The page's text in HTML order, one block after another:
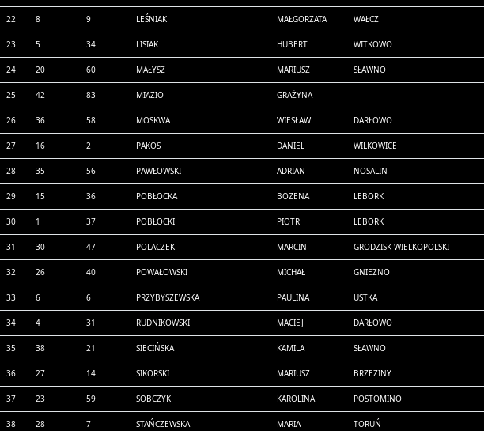
22 8 9 LEŚNIAK MAŁGORZATA WAŁCZ
23 5 34 LISIAK HUBERT WITKOWO
24 20 60 MAŁYSZ MARIUSZ SŁAWNO
25 42 83 MIAZIO GRAŻYNA
26 36 58 MOSKWA WIESŁAW DARŁOWO
27 16 2 PAKOS DANIEL WILKOWICE
28 35 56 PAWŁOWSKI ADRIAN NOSALIN
29 15 36 POBŁOCKA BOZENA LEBORK
30 1 37 POBŁOCKI PIOTR LEBORK
31 30 47 POLACZEK MARCIN GRODZISK WIELKOPOLSKI
32 26 40 POWAŁOWSKI MICHAŁ GNIEZNO
33 6 6 PRZYBYSZEWSKA PAULINA USTKA
34 4 31 RUDNIKOWSKI MACIEJ DARŁOWO
35 38 21 SIECIŃSKA KAMILA SŁAWNO
36 27 14 SIKORSKI MARIUSZ BRZEZINY
37 23 59 SOBCZYK KAROLINA POSTOMINO
38 28 7 STAŃCZEWSKA MARIA TORUŃ